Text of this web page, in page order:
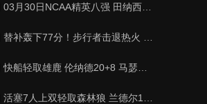
精英八强 田纳西大学62 - 95密歇根 全场集锦
77分！步行者击退热火 西卡30+11+6 希罗31分
雄鹿 伦纳德20+8 马瑟林28+6 特伦特空砍36分
上双轻取森林狼 兰德尔13中2 纳兹·里德15中3